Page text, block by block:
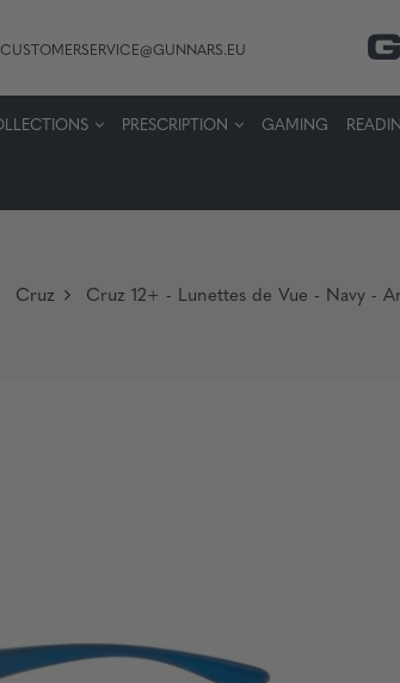
CUSTOMERSERVICE@GUNNARS.EU
PRESCRIPTION GAMING
Cruz Cruz 12+ - Lunettes de Vue - Navy -